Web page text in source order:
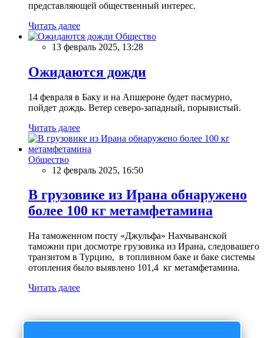
представляющей общественный интерес.
Читать далее
Общество
13 февраль 2025, 13:28
Ожидаются дожди
14 февраля в Баку и на Апшероне будет пасмурно,
пойдет дождь. Ветер северо-западный, порывистый.
Читать далее
Общество
12 февраль 2025, 16:50
В грузовике из Ирана обнаружено
более 100 кг метамфетамина
На таможенном посту «Джульфа» Нахчыванской
таможни при досмотре грузовика из Ирана, следовашего
транзитом в Турцию, в топливном баке и баке системы
отопления было выявлено 101,4 кг метамфетамина.
Читать далее